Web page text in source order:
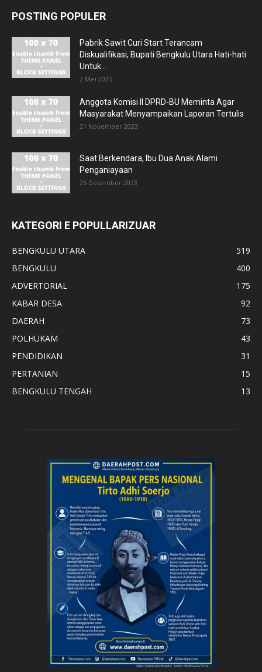
POSTING POPULER
Pabrik Sawit Curi Start Terancam
Diskualifikasi, Bupati Bengkulu Utara Hati-hati
Untuk...
2 Mei 2025
Anggota Komisi II DPRD-BU Meminta Agar
Masyarakat Menyampaikan Laporan Tertulis
21 November 2023
Saat Berkendara, Ibu Dua Anak Alami
Penganiayaan
25 Desember 2023
KATEGORI E POPULLARIZUAR
BENGKULU UTARA
519
BENGKULU
400
ADVERTORIAL
175
KABAR DESA
92
DAERAH
73
POLHUKAM
43
PENDIDIKAN
31
PERTANIAN
15
BENGKULU TENGAH
13